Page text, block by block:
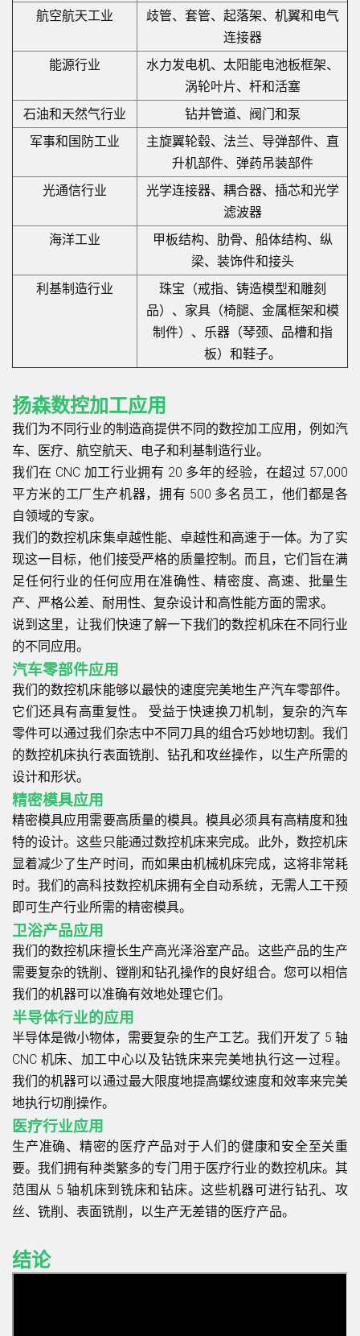
航空航天工业
歧管、套管、起落架、机翼和电气
连接器
能源行业
水力发电机、太阳能电池板框架、
涡轮叶片、杆和活塞
石油和天然气行业
钻井管道、阀门和泵
军事和国防工业
主旋翼轮毂、法兰、导弹部件、直
升机部件、弹药吊装部件
光通信行业
光学连接器、耦合器、插芯和光学
滤波器
海洋工业
甲板结构、肋骨、船体结构、纵
梁、装饰件和接头
利基制造行业
珠宝（戒指、铸造模型和雕刻
品）、家具（椅腿、金属框架和模
制件）、乐器（琴颈、品槽和指
板）和鞋子。
扬森数控加工应用
我们为不同行业的制造商提供不同的数控加工应用，例如汽
车、医疗、航空航天、电子和利基制造行业。
我们在 CNC 加工行业拥有 20 多年的经验，在超过 57,000
平方米的工厂生产机器，拥有 500 多名员工，他们都是各
自领域的专家。
我们的数控机床集卓越性能、卓越性和高速于一体。为了实
现这一目标，他们接受严格的质量控制。而且，它们旨在满
足任何行业的任何应用在准确性、精密度、高速、批量生
产、严格公差、耐用性、复杂设计和高性能方面的需求。
说到这里，让我们快速了解一下我们的数控机床在不同行业
的不同应用。
汽车零部件应用
我们的数控机床能够以最快的速度完美地生产汽车零部件。
它们还具有高重复性。 受益于快速换刀机制，复杂的汽车
零件可以通过我们杂志中不同刀具的组合巧妙地切割。我们
的数控机床执行表面铣削、钻孔和攻丝操作，以生产所需的
设计和形状。
精密模具应用
精密模具应用需要高质量的模具。模具必须具有高精度和独
特的设计。这些只能通过数控机床来完成。此外，数控机床
显着减少了生产时间，而如果由机械机床完成，这将非常耗
时。我们的高科技数控机床拥有全自动系统，无需人工干预
即可生产行业所需的精密模具。
卫浴产品应用
我们的数控机床擅长生产高光泽浴室产品。这些产品的生产
需要复杂的铣削、镗削和钻孔操作的良好组合。您可以相信
我们的机器可以准确有效地处理它们。
半导体行业的应用
半导体是微小物体，需要复杂的生产工艺。我们开发了 5 轴
CNC 机床、加工中心以及钻铣床来完美地执行这一过程。
我们的机器可以通过最大限度地提高螺纹速度和效率来完美
地执行切削操作。
医疗行业应用
生产准确、精密的医疗产品对于人们的健康和安全至关重
要。我们拥有种类繁多的专门用于医疗行业的数控机床。其
范围从 5 轴机床到铣床和钻床。这些机器可进行钻孔、攻
丝、铣削、表面铣削，以生产无差错的医疗产品。
结论